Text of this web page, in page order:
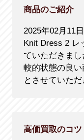
商品のご紹介
2025年02月11
Knit Dress 2 レ
ていただきま
較的状態の良
とさせていただ
高価買取のコツ